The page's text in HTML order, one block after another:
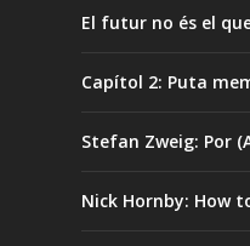
El futur no és el
Capítol 2: Puta
Stefan Zweig: Por
Nick Hornby: How